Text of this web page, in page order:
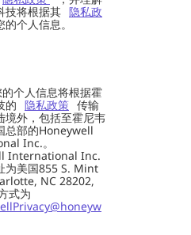
技将根据其 隐私政
的个人信息。
个人信息将根据霍
的 隐私政策 传输
境外，包括至霍尼韦
总部的Honeywell
Inc.。
International Inc.
为美国855 S. Mint
NC 28202,
式为